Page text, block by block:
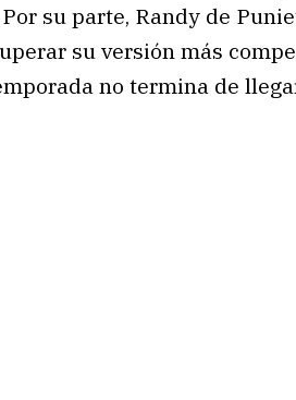
su parte, Randy de
su versión más
no termina de